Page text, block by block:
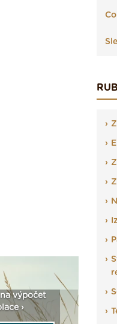
výpočet
›
Seriál:
vše